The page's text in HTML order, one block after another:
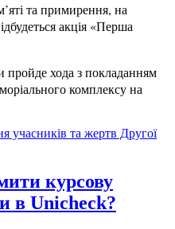
та примирення, на
акція «Перша
пройде хода з покладанням
комплексу на
учасників та жертв Другої
курсову
в Unicheck?